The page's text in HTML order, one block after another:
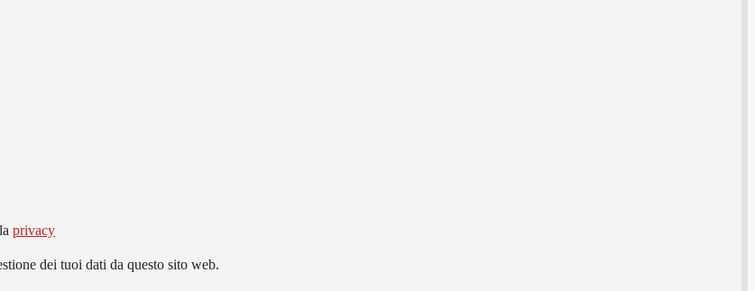
privacy
dei tuoi dati da questo sito web.